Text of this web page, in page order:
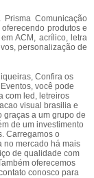
Comunicação
produtos e
ACM, acrílico, letra
personalização de
Confira os
você pode
com led, letreiros
visual brasilia e
graças a um grupo de
de um investimento
Carregamos o
no mercado há mais
de qualidade com
oferecemos
conosco para